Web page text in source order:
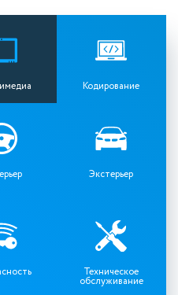
Кодирование
Экстерьер
Техническое
обслуживание